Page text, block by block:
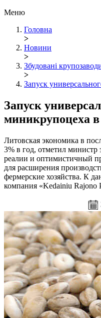
Меню
Головна
>
Новини
>
Збудовані
>
Запуск
Запуск
миникрупоцеха
Литовская экономика в
3% в год, отметил
реалии и оптимистичный
для расширения
фермерские хозяйства. К
компания «Kedainiu Rajono